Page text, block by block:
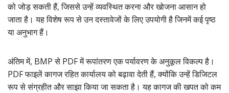
को जोड़ सकती हैं, जिससे उन्हें व्यवस्थित करना और खोजना आसान हो
जाता है। यह विशेष रूप से उन दस्तावेजों के लिए उपयोगी है जिनमें कई पृष्ठ
या अनुभाग हैं।
अंतिम में, BMP से PDF में रूपांतरण एक पर्यावरण के अनुकूल विकल्प है।
PDF फाइलें कागज रहित कार्यालय को बढ़ावा देती हैं, क्योंकि उन्हें डिजिटल
रूप से संग्रहीत और साझा किया जा सकता है। यह कागज की खपत को कम